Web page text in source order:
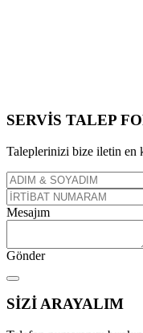
SERVİS TALEP
Taleplerinizi bize iletin en
Mesajım
Gönder
SİZİARAYALIM